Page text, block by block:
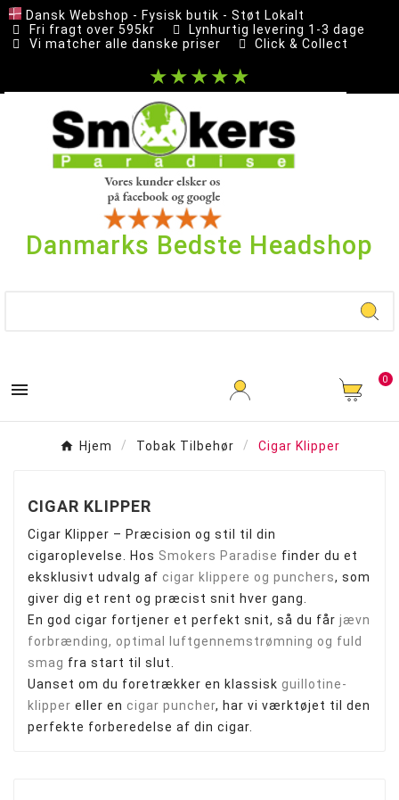
Dansk Webshop - Fysisk butik - Støt Lokalt
Fri fragt over 595kr
Lynhurtig levering 1-3 dage
Vi matcher alle danske priser
Click & Collect
★★★★★
Danmarks Bedste Headshop
 0
Hjem Tobak Tilbehør Cigar Klipper
CIGAR KLIPPER
Cigar Klipper – Præcision og stil til din
cigaroplevelse. Hos Smokers Paradise finder du et
eksklusivt udvalg af cigar klippere og punchers, som
giver dig et rent og præcist snit hver gang.
En god cigar fortjener et perfekt snit, så du får jævn
forbrænding, optimal luftgennemstrømning og fuld
smag fra start til slut.
Uanset om du foretrækker en klassisk guillotine-
klipper eller en cigar puncher, har vi værktøjet til den
perfekte forberedelse af din cigar.